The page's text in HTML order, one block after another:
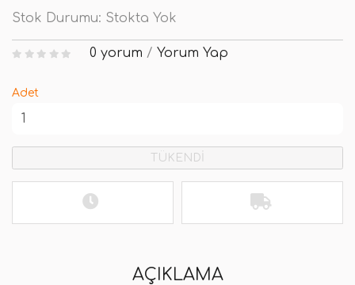
Stok Durumu: Stokta Yok
0 yorum / Yorum Yap
Adet
TÜKENDİ
AÇIKLAMA